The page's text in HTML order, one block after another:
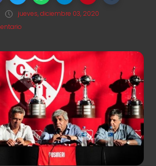
jueves, diciembre 03, 2020